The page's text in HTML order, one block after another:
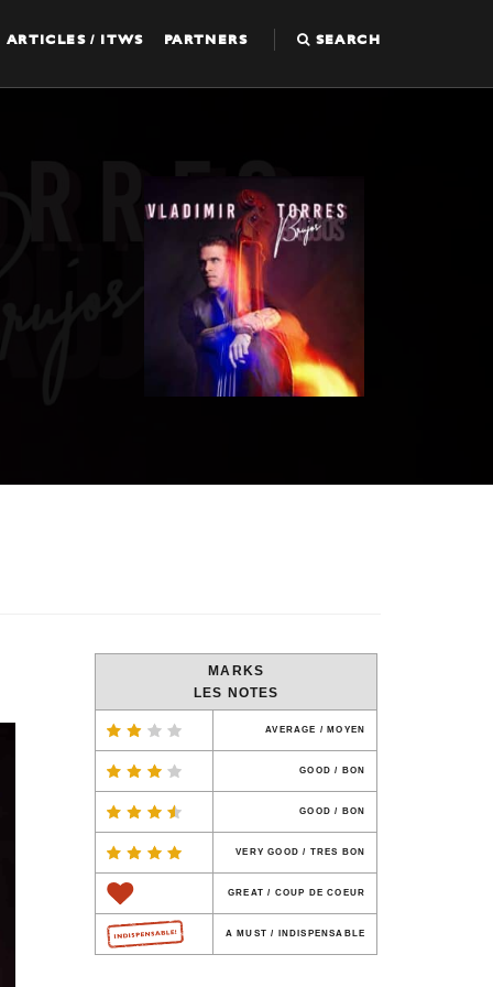
ARTICLES / ITWS PARTNERS SEARCH
MARKS
LES NOTES
AVERAGE / MOYEN
GOOD / BON
GOOD / BON
VERY GOOD / TRES BON
GREAT / COUP DE COEUR
A MUST / INDISPENSABLE